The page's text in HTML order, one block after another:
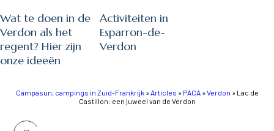
Wat te doen in de
Verdon als het
regent? Hier zijn
onze ideeën
Activiteiten in
Esparron-de-
Verdon
Campasun, campings in Zuid-Frankrijk»Articles » PACA»Verdon » Lac de
Castillon: een juweel van de Verdon